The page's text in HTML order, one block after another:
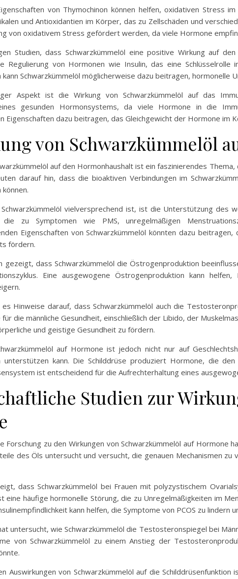
von Thymochinon können helfen, oxidativen Stress
und Antioxidantien im Körper, das zu Zellschäden und
von oxidativem Stress gefördert werden, da viele Hormone
Studien, dass Schwarzkümmelöl eine positive Wirkung auf
Regulierung von Hormonen wie Insulin, das eine
Schwarzkümmelöl möglicherweise dazu beitragen, hormonelle
Aspekt ist die Wirkung von Schwarzkümmelöl auf das
gesunden Hormonsystems, da viele Hormone in die
Eigenschaften dazu beitragen, das Gleichgewicht der Hormone im
von Schwarzkümmelöl
auf den Hormonhaushalt ist ein faszinierendes
darauf hin, dass die bioaktiven Verbindungen im
vielversprechend ist, ist die Unterstützung des
die zu Symptomen wie PMS, unregelmäßigen
Eigenschaften von Schwarzkümmelöl könnten dazu
fördern.
gezeigt, dass Schwarzkümmelöl die Östrogenproduktion
Eine ausgewogene Östrogenproduktion kann
Hinweise darauf, dass Schwarzkümmelöl auch die
die männliche Gesundheit, einschließlich der Libido, der
und geistige Gesundheit zu fördern.
auf Hormone ist jedoch nicht nur auf
unterstützen kann. Die Schilddrüse produziert Hormone, die
ist entscheidend für die Aufrechterhaltung eines
Studien zur
Forschung zu den Wirkungen von Schwarzkümmelöl auf Hormone
des Öls untersucht und versucht, die genauen Mechanismen
dass Schwarzkümmelöl bei Frauen mit polyzystischem
eine häufige hormonelle Störung, die zu Unregelmäßigkeiten im
kann helfen, die Symptome von PCOS zu lindern
untersucht, wie Schwarzkümmelöl die Testosteronspiegel bei
von Schwarzkümmelöl zu einem Anstieg der
Auswirkungen von Schwarzkümmelöl auf die